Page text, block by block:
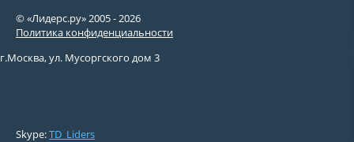
© «Лидерс.ру» 2005 -2026
Политика конфиденциальности
г.Москва, ул. Мусоргского дом 3
Skype:TD_Liders